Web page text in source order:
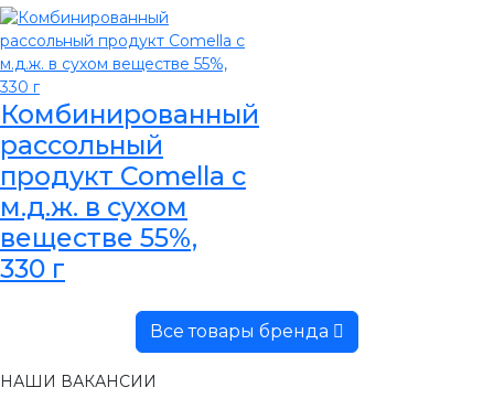
Комбинированный
рассольный
продукт Comella с
м.д.ж. в сухом
веществе 55%,
330 г
Все товары бренда
НАШИ ВАКАНСИИ